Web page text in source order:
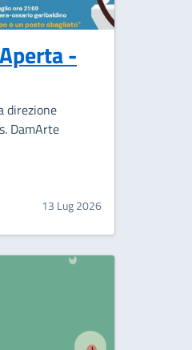
-
direzione
DamArte
13 Lug 2026